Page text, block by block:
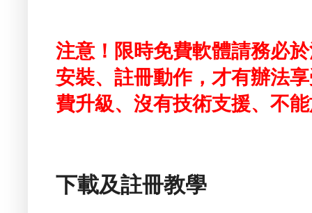
注意！限時免費軟體請務必
安裝、註冊動作，才有辦法
費升級、沒有技術支援、不
下載及註冊教學